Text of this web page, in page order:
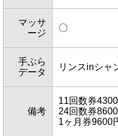
マッサ
ージ
〇
手ぶら
データ
リンスinシャ
備考
11回数券
24回数券
1ヶ月券9600